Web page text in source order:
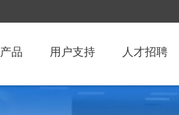
产品 用户支持 人才招聘